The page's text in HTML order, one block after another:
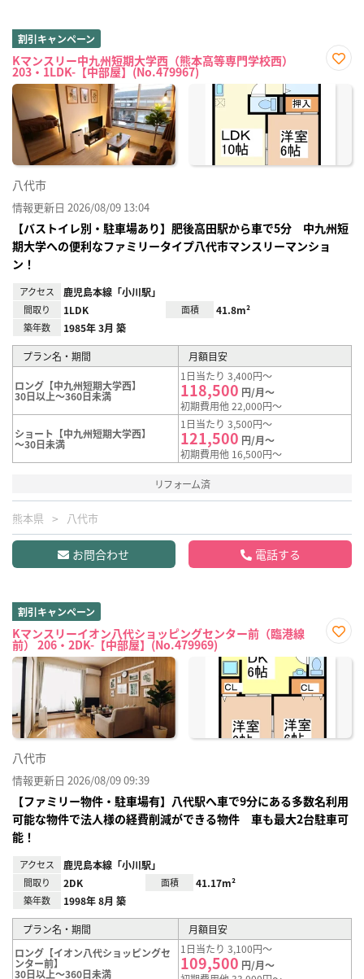
割引キャンペーン
Kマンスリー中九州短期大学西（熊本高等専門学校西）
203・1LDK-【中部屋】(No.479967)
に入
八代市
情報更新日 2026/08/09 13:04
【バストイレ別・駐車場あり】肥後高田駅から車で5分 中九州短
期大学への便利なファミリータイプ八代市マンスリーマンショ
ン！
アクセス 鹿児島本線「小川駅」
間取り 1LDK 面積 41.8m²
築年数 1985年 3月 築
プラン名・期間 月額目安
ロング【中九州短期大学西】
30日以上～360日未満
1日当たり 3,400円～
118,500 円/月～
初期費用他 22,000円～
ショート【中九州短期大学西】
～30日未満
1日当たり 3,500円～
121,500 円/月～
初期費用他 16,500円～
リフォーム済
熊本県 八代市
お問合わせ 電話する
割引キャンペーン
Kマンスリーイオン八代ショッピングセンター前（臨港線
前） 206・2DK-【中部屋】(No.479969)
に入
八代市
情報更新日 2026/08/09 09:39
【ファミリー物件・駐車場有】八代駅へ車で9分にある多数名利用
可能な物件で法人様の経費削減ができる物件 車も最大2台駐車可
能！
アクセス 鹿児島本線「小川駅」
間取り 2DK 面積 41.17m²
築年数 1998年 8月 築
プラン名・期間
月額目安
ロング【イオン八代ショッピングセ
ンター前】
30日以上～360日未満
1日当たり 3,100円～
109,500 円/月～